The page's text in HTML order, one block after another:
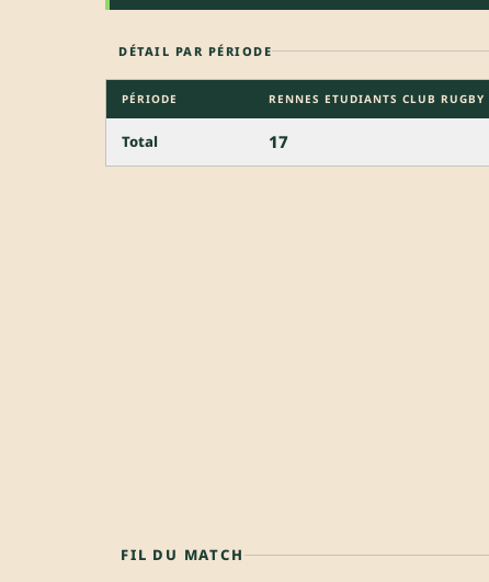
DÉTAIL PAR PÉRIODE
PÉRIODE RENNES ETUDIANTS CLUB RUGBY
Total 17
FIL DU MATCH